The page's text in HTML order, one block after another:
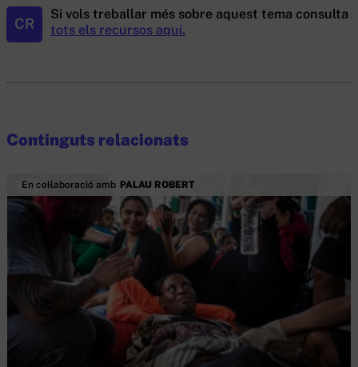
CR
Si vols treballar més sobre aquest tema consulta
tots els recursos aquí.
Continguts relacionats
En col·laboració amb PALAU ROBERT